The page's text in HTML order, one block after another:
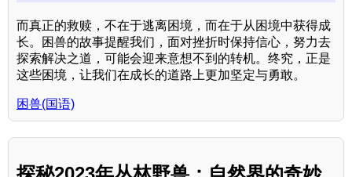
而真正的救赎，不在于逃离困境，而在于从困境中获得成
长。困兽的故事提醒我们，面对挫折时保持信心，努力去
探索解决之道，可能会迎来意想不到的转机。终究，正是
这些困境，让我们在成长的道路上更加坚定与勇敢。
困兽(国语)